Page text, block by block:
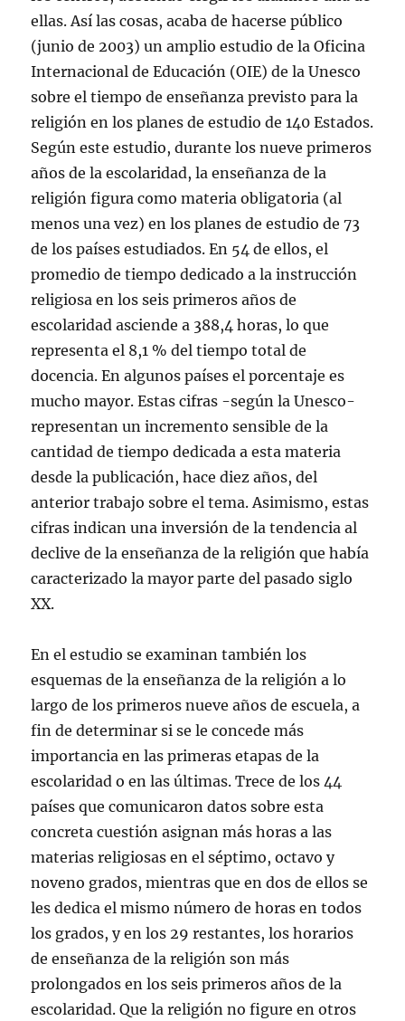
ellas. Así las cosas, acaba de hacerse público
(junio de 2003) un amplio estudio de la Oficina
Internacional de Educación (OIE) de la Unesco
sobre el tiempo de enseñanza previsto para la
religión en los planes de estudio de 140 Estados.
Según este estudio, durante los nueve primeros
años de la escolaridad, la enseñanza de la
religión figura como materia obligatoria (al
menos una vez) en los planes de estudio de 73
de los países estudiados. En 54 de ellos, el
promedio de tiempo dedicado a la instrucción
religiosa en los seis primeros años de
escolaridad asciende a 388,4 horas, lo que
representa el 8,1 % del tiempo total de
docencia. En algunos países el porcentaje es
mucho mayor. Estas cifras -según la Unesco-
representan un incremento sensible de la
cantidad de tiempo dedicada a esta materia
desde la publicación, hace diez años, del
anterior trabajo sobre el tema. Asimismo, estas
cifras indican una inversión de la tendencia al
declive de la enseñanza de la religión que había
caracterizado la mayor parte del pasado siglo
XX.
En el estudio se examinan también los
esquemas de la enseñanza de la religión a lo
largo de los primeros nueve años de escuela, a
fin de determinar si se le concede más
importancia en las primeras etapas de la
escolaridad o en las últimas. Trece de los 44
países que comunicaron datos sobre esta
concreta cuestión asignan más horas a las
materias religiosas en el séptimo, octavo y
noveno grados, mientras que en dos de ellos se
les dedica el mismo número de horas en todos
los grados, y en los 29 restantes, los horarios
de enseñanza de la religión son más
prolongados en los seis primeros años de la
escolaridad. Que la religión no figure en otros